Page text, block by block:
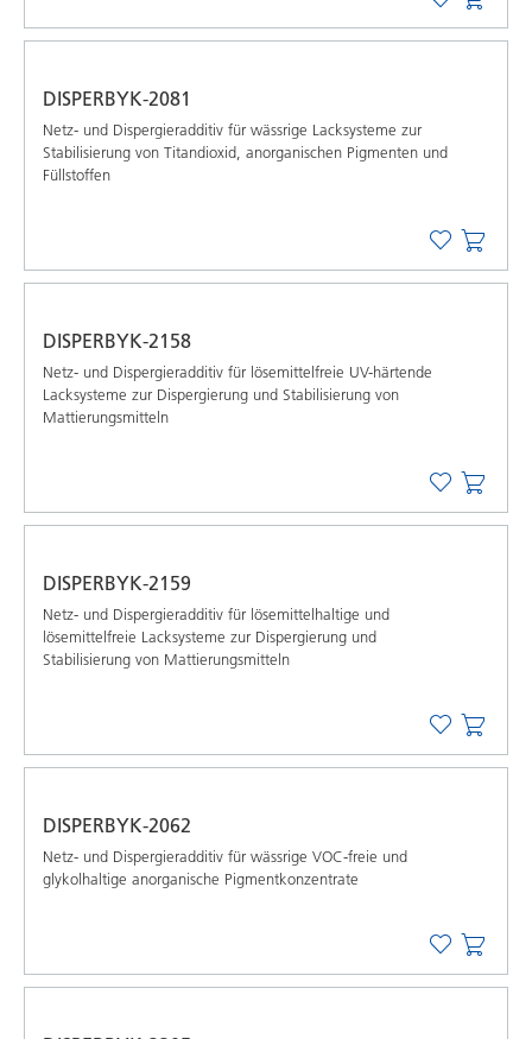
DISPERBYK-2081
Netz- und Dispergieradditiv für wässrige Lacksysteme zur
Stabilisierung von Titandioxid, anorganischen Pigmenten und
Füllstoffen
DISPERBYK-2158
Netz- und Dispergieradditiv für lösemittelfreie UV-härtende
Lacksysteme zur Dispergierung und Stabilisierung von
Mattierungsmitteln
DISPERBYK-2159
Netz- und Dispergieradditiv für lösemittelhaltige und
lösemittelfreie Lacksysteme zur Dispergierung und
Stabilisierung von Mattierungsmitteln
DISPERBYK-2062
Netz- und Dispergieradditiv für wässrige VOC-freie und
glykolhaltige anorganische Pigmentkonzentrate